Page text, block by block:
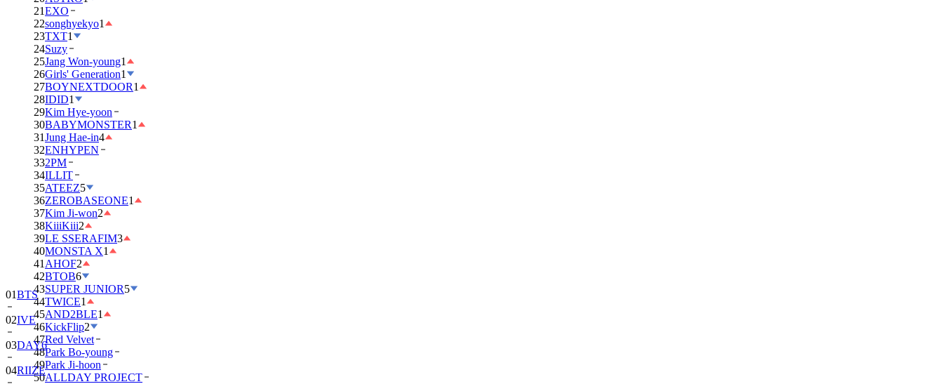
21EXO
22songhyekyo1
23TXT1
24Suzy
25Jang Won-young1
26Girls' Generation1
27BOYNEXTDOOR1
28IDID1
29Kim Hye-yoon
30BABYMONSTER1
31Jung Hae-in4
32ENHYPEN
332PM
34ILLIT
35ATEEZ5
36ZEROBASEONE1
37Kim Ji-won2
38KiiiKiii2
39LE SSERAFIM3
40MONSTA X1
41 AHOF2
42BTOB6
43SUPER JUNIOR5
44TWICE1
45AND2BLE1
46KickFlip2
47Red Velvet
48Park Bo-young
49Park Ji-hoon
50ALLDAY PROJECT
01BTS
02IVE
03DAY6
04RIIZE